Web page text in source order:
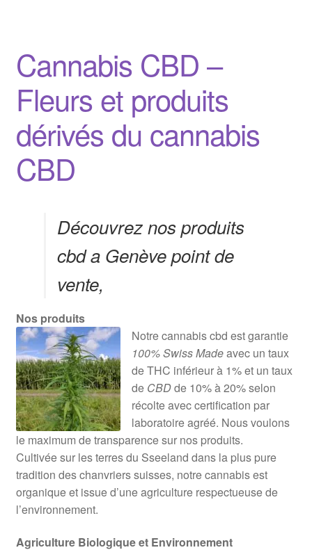
Cannabis CBD –
Fleurs et produits
dérivés du cannabis
CBD
Découvrez nos produits
cbd a Genève point de
vente,
Nos produits
Notre cannabis cbd est garantie
100% Swiss Madeavec un taux
de THC inférieur à 1% et un taux
deCBDde 10% à 20% selon
récolte avec certification par
laboratoire agréé. Nous voulons
le maximum de transparence sur nos produits.
Cultivée sur les terres du Sseeland dans la plus pure
tradition des chanvriers suisses, notre cannabis est
organique et issue d’une agriculture respectueuse de
l’environnement.
Agriculture Biologique et Environnement